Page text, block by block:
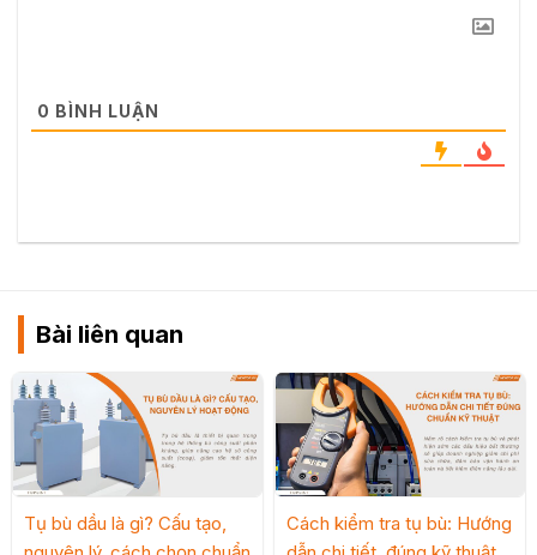
0 BÌNH LUẬN
Bài liên quan
Tụ bù dầu là gì? Cấu tạo,
Cách kiểm tra tụ bù: Hướng